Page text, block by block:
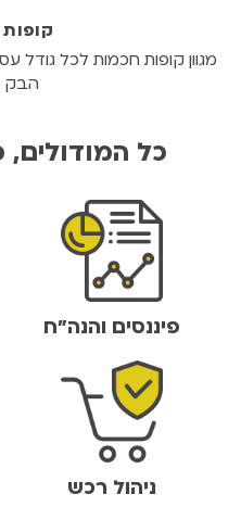
מגוון קופות חכמות לכל
הבק
כל
פיננסים והנה"ח
ניהול רכש